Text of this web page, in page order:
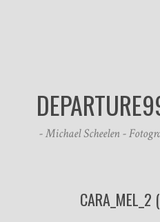
- Michael Scheelen -